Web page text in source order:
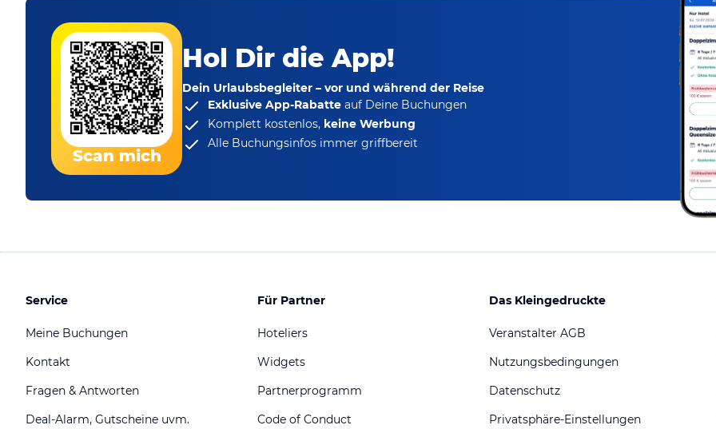
Scan mich
Hol Dir die App!
Dein Urlaubsbegleiter – vor und während der Reise
Exklusive App-Rabatte auf Deine Buchungen
Komplett kostenlos, keine Werbung
Alle Buchungsinfos immer griffbereit
Service
Meine Buchungen
Kontakt
Fragen & Antworten
Deal-Alarm, Gutscheine uvm.
Für Partner
Hoteliers
Widgets
Partnerprogramm
Code of Conduct
Das Kleingedruckte
Veranstalter AGB
Nutzungsbedingungen
Datenschutz
Privatsphäre-Einstellungen